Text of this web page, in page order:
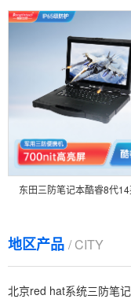
地区产品 / CITY
北京red hat系统三防笔